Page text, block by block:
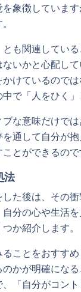
象徴していま
も関連してい
いかと心配し
けているので
で「人をひく
な意味だけで
通して自分が
とができるので
法
た後は、その
分の心や生活
か紹介します。
ことをおすす
かが明確にな
「自分がコン